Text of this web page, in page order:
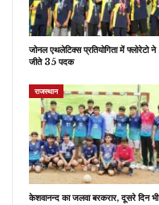
जोनल एथलेटिक्स प्रतियोगिता में फ्लोरेटो ने
जीते 35 पदक
राजस्थान
केशवानन्द का जलवा बरकरार, दूसरे दिन भी